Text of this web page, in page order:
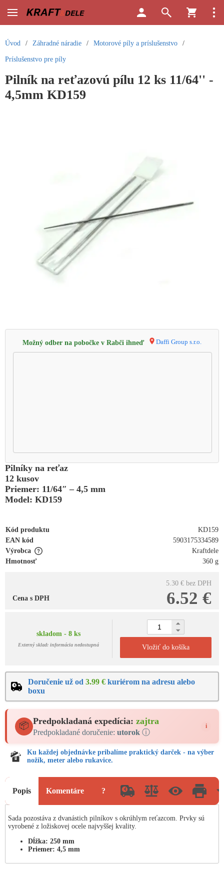
Úvod / Záhradné náradie / Motorové píly a príslušenstvo /
Príslušenstvo pre píly
Pilník na reťazovú pílu 12 ks 11/64'' -
4,5mm KD159
Možný odber na pobočke v Rabči ihneď Daffi Group s.r.o.
Pilníky na reťaz
12 kusov
Priemer: 11/64″ – 4,5 mm
Model: KD159
Kód produktu
KD159
EAN kód
5903175334589
Výrobca
Kraftdele
Hmotnosť
360 g
5.30 € bez DPH
6.52 €
Cena s DPH
skladom - 8 ks
Externý sklad: informácia nedostupná Vložiť do košíka
Doručenie už od 3.99 € kuriérom na adresu alebo
boxu
📦 Predpokladaná expedícia: zajtra
Predpokladané doručenie: utorok ⓘ
i
Ku každej objednávke pribalíme praktický darček - na výber
nožík, meter alebo rukavice.
Popis Komentáre ?
Sada pozostáva z dvanástich pilníkov s okrúhlym reťazcom. Prvky sú
vyrobené z ložiskovej ocele najvyššej kvality.
Dĺžka: 250 mm
Priemer: 4,5 mm